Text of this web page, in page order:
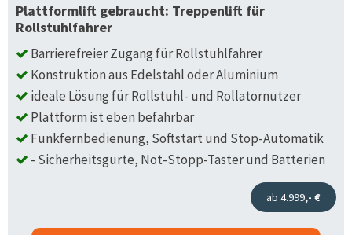
Plattformlift gebraucht: Treppenlift für
Rollstuhlfahrer
Barrierefreier Zugang für Rollstuhlfahrer
Konstruktion aus Edelstahl oder Aluminium
ideale Lösung für Rollstuhl- und Rollatornutzer
Plattform ist eben befahrbar
Funkfernbedienung, Softstart und Stop-Automatik
- Sicherheitsgurte, Not-Stopp-Taster und Batterien
ab 4.999,- €